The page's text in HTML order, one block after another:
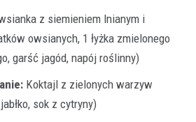
z siemieniem lnianym i
owsianych, 1 łyżka zmielonego
garść jagód, napój roślinny)
Koktajl z zielonych warzyw
sok z cytryny)